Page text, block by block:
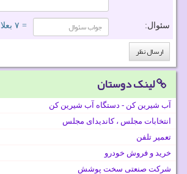
سئوال: = ۷ بعلاوه ۲
لینک دوستان
آب شیرین کن - دستگاه آب شیرین کن
انتخابات مجلس ، کاندیدای مجلس
تعمیر تلفن
خرید و فروش خودرو
شرکت صنعتی سخت پوشش